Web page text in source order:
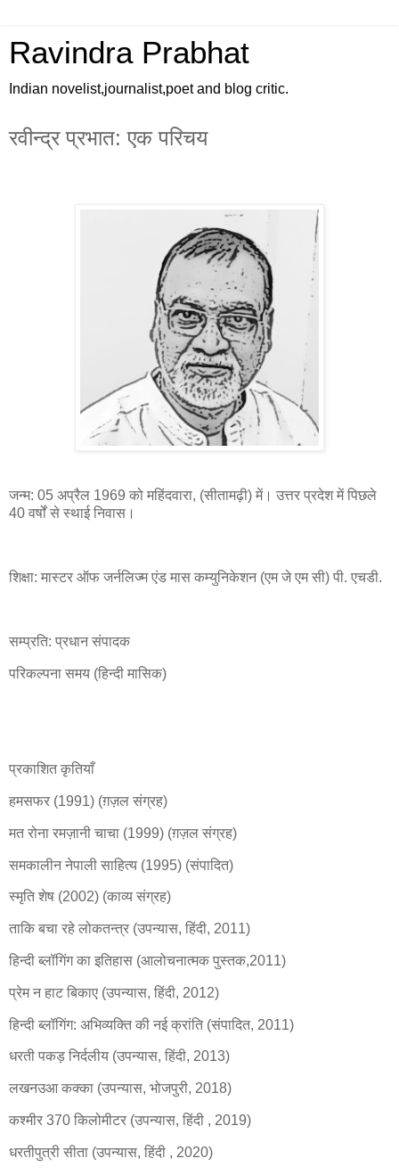
Ravindra Prabhat
Indian novelist,journalist,poet and blog critic.
रवीन्द्र प्रभात: एक परिचय
जन्म: 05 अप्रैल 1969 को महिंदवारा, (सीतामढ़ी) में। उत्तर प्रदेश में पिछले
40 वर्षों से स्थाई निवास।
शिक्षा: मास्टर ऑफ जर्नलिज्म एंड मास कम्युनिकेशन (एम जे एम सी) पी. एचडी.
सम्प्रति: प्रधान संपादक
परिकल्पना समय (हिन्दी मासिक)
प्रकाशित कृतियाँ
हमसफर (1991) (ग़ज़ल संग्रह)
मत रोना रमज़ानी चाचा (1999) (ग़ज़ल संग्रह)
समकालीन नेपाली साहित्य (1995) (संपादित)
स्मृति शेष (2002) (काव्य संग्रह)
ताकि बचा रहे लोकतन्त्र (उपन्यास, हिंदी, 2011)
हिन्दी ब्लॉगिंग का इतिहास (आलोचनात्मक पुस्तक,2011)
प्रेम न हाट बिकाए (उपन्यास, हिंदी, 2012)
हिन्दी ब्लॉगिंग: अभिव्यक्ति की नई क्रांति (संपादित, 2011)
धरती पकड़ निर्दलीय (उपन्यास, हिंदी, 2013)
लखनउआ कक्का (उपन्यास, भोजपुरी, 2018)
कश्मीर 370 किलोमीटर (उपन्यास, हिंदी , 2019)
धरतीपुत्री सीता (उपन्यास, हिंदी , 2020)